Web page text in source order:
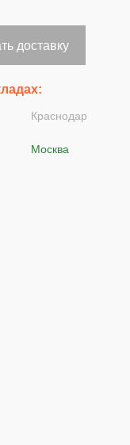
доставку
Краснодар
Москва